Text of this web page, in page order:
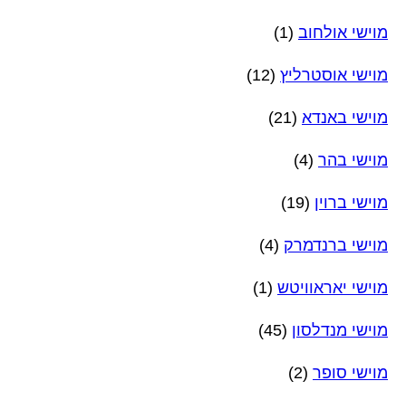
מוישי אולחוב (1)
מוישי אוסטרליץ (12)
מוישי באנדא (21)
מוישי בהר (4)
מוישי ברוין (19)
מוישי ברנדמרק (4)
מוישי יאראוויטש (1)
מוישי מנדלסון (45)
מוישי סופר (2)